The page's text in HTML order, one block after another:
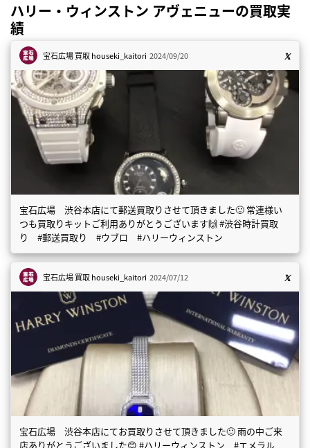
ハリー・ウィンストン アヴェニューの買取実
績
宝石広場 買取houseki_kaitori 2024/09/20
宝石広場 渋谷本店にて郵送買取りさせて頂きました🙂 常連様い
つも買取りキットご利用ありがとうございます🙌 #渋谷時計買取
り #郵送買取り #ウブロ #ハリーウィンストン
宝石広場 買取houseki_kaitori 2024/07/12
宝石広場 渋谷本店にてお買取りさせて頂きました🙂 雨の中ご来
店ありがとうございました😊 #ハリーウィンストン #エメラル